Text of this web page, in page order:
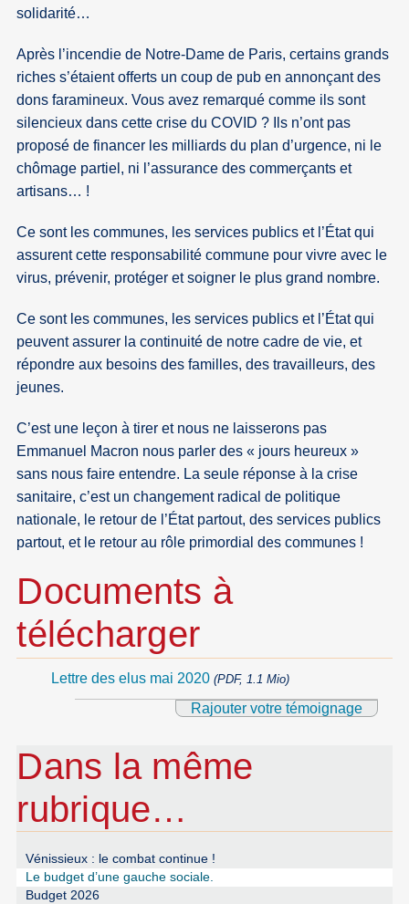
solidarité…
Après l’incendie de Notre-Dame de Paris, certains grands
riches s’étaient offerts un coup de pub en annonçant des
dons faramineux. Vous avez remarqué comme ils sont
silencieux dans cette crise du COVID ? Ils n’ont pas
proposé de financer les milliards du plan d’urgence, ni le
chômage partiel, ni l’assurance des commerçants et
artisans… !
Ce sont les communes, les services publics et l’État qui
assurent cette responsabilité commune pour vivre avec le
virus, prévenir, protéger et soigner le plus grand nombre.
Ce sont les communes, les services publics et l’État qui
peuvent assurer la continuité de notre cadre de vie, et
répondre aux besoins des familles, des travailleurs, des
jeunes.
C’est une leçon à tirer et nous ne laisserons pas
Emmanuel Macron nous parler des « jours heureux »
sans nous faire entendre. La seule réponse à la crise
sanitaire, c’est un changement radical de politique
nationale, le retour de l’État partout, des services publics
partout, et le retour au rôle primordial des communes !
Documents à
télécharger
Lettre des elus mai 2020 (PDF, 1.1 Mio)
Rajouter votre témoignage
Dans la même
rubrique…
Vénissieux : le combat continue !
Le budget d’une gauche sociale.
Budget 2026